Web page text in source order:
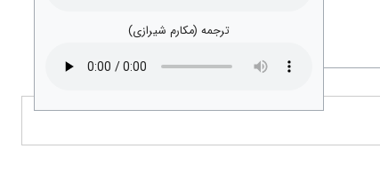
ترجمه (مکارم شیرازی)